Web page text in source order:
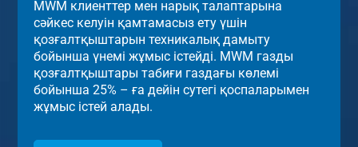
MWM клиенттер мен нарық талаптарына
сәйкес келуін қамтамасыз ету үшін
қозғалтқыштарын техникалық дамыту
бойынша үнемі жұмыс істейді. MWM газды
қозғалтқыштары табиғи газдағы көлемі
бойынша 25% – ға дейін сутегі қоспаларымен
жұмыс істей алады.